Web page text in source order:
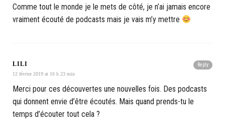
Comme tout le monde je le mets de côté, je n’ai jamais encore
vraiment écouté de podcasts mais je vais m’y mettre
Reply
LILI
12 février 2019 at 16 h 23 min
Merci pour ces découvertes une nouvelles fois. Des podcasts
qui donnent envie d’être écoutés. Mais quand prends-tu le
temps d’écouter tout cela ?